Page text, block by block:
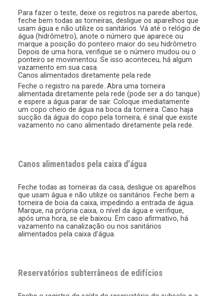
Para fazer o teste, deixe os registros na parede abertos,
feche bem todas as torneiras, desligue os aparelhos que
usam água e não utilize os sanitários. Vá até o relógio de
água (hidrômetro), anote o número que aparece ou
marque a posição do ponteiro maior do seu hidrômetro.
Depois de uma hora, verifique se o número mudou ou o
ponteiro se movimentou. Se isso aconteceu, há algum
vazamento em sua casa.
Canos alimentados diretamente pela rede
Feche o registro na parede. Abra uma torneira
alimentada diretamente pela rede (pode ser a do tanque)
e espere a água parar de sair. Coloque imediatamente
um copo cheio de água na boca da torneira. Caso haja
sucção da água do copo pela torneira, é sinal que existe
vazamento no cano alimentado diretamente pela rede.
Canos alimentados pela caixa d’água
Feche todas as torneiras da casa, desligue os aparelhos
que usam água e não utilize os sanitários. Feche bem a
torneira de boia da caixa, impedindo a entrada de água.
Marque, na própria caixa, o nível da água e verifique,
após uma hora, se ele baixou. Em caso afirmativo, há
vazamento na canalização ou nos sanitários
alimentados pela caixa d’água.
Reservatórios subterrâneos de edifícios